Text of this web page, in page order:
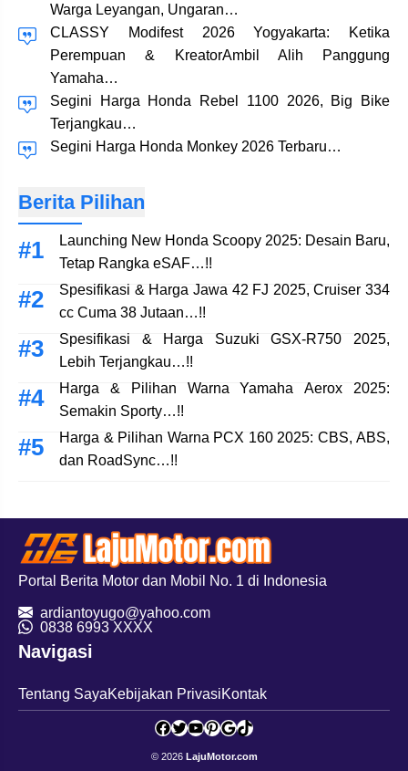
Warga Leyangan, Ungaran…
CLASSY Modifest 2026 Yogyakarta: Ketika
Perempuan & KreatorAmbil Alih Panggung
Yamaha…
Segini Harga Honda Rebel 1100 2026, Big Bike
Terjangkau…
Segini Harga Honda Monkey 2026 Terbaru…
Berita Pilihan
Launching New Honda Scoopy 2025: Desain Baru,
Tetap Rangka eSAF…!!
Spesifikasi & Harga Jawa 42 FJ 2025, Cruiser 334
cc Cuma 38 Jutaan…!!
Spesifikasi & Harga Suzuki GSX-R750 2025,
Lebih Terjangkau…!!
Harga & Pilihan Warna Yamaha Aerox 2025:
Semakin Sporty…!!
Harga & Pilihan Warna PCX 160 2025: CBS, ABS,
dan RoadSync…!!
Portal Berita Motor dan Mobil No. 1 di Indonesia
ardiantoyugo@yahoo.com
0838 6993 XXXX
Navigasi
Tentang SayaKebijakan PrivasiKontak
Facebook
Twitter
YouTube
Pinterest
Google
TikTok
© 2026 LajuMotor.com